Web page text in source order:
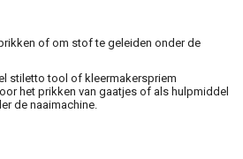
of om stof te geleiden onder de
stiletto tool of kleermakerspriem
het prikken van gaatjes of als hulpmiddel
de naaimachine.